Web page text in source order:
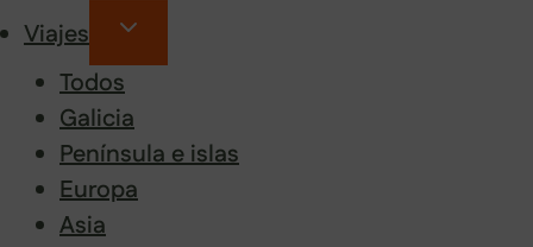
Viajes
Todos
Galicia
Península e islas
Europa
Asia